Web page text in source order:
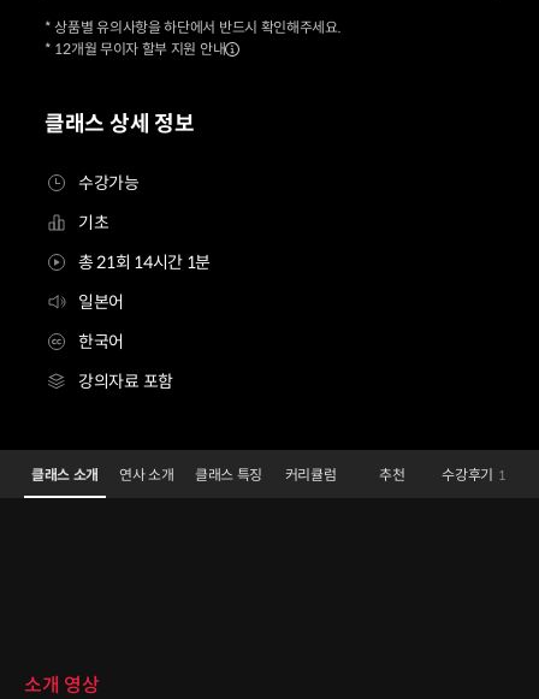
클래스 상세 정보
수강가능
기초
총 21회 14시간 1분
일본어
한국어
강의자료 포함
* 상품별 유의사항을 하단에서 반드시 확인해주세요.
* 12개월 무이자 할부 지원 안내
만화가 후쿠다 히로시Details
Configuration Information Shortcuts
클래스 소개 연사 소개 클래스 특징 커리큘럼 추천 수강후기 1
소개 영상